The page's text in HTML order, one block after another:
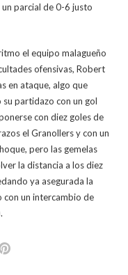
parcial de 0-6 justo
el equipo malagueño
ofensivas, Robert
en ataque, algo que
partidazo con un gol
con diez goles de
el Granollers y con un
pero las gemelas
la distancia a los diez
ya asegurada la
con un intercambio de